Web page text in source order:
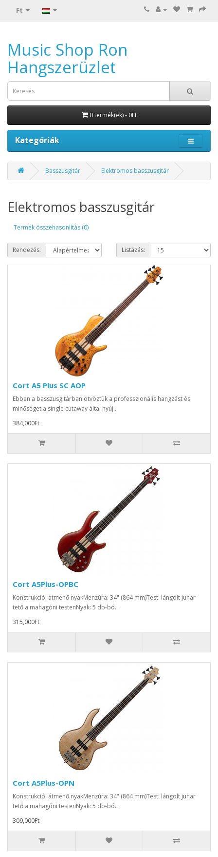
Ft
Music Shop Ron
Hangszerüzlet
0 termék(ek) - 0Ft
Kategóriák
Basszusgitár Elektromos basszusgitár
Elektromos basszusgitár
Termék összehasonlítás (0)
Rendezés: Listázás:
Cort A5 Plus SC AOP
Ebben a basszusgitárban ötvöztük a professzionális hangzást és
minőséget a single cutaway által nyúj..
384,000Ft
Cort A5Plus-OPBC
Konstrukció: átmenő nyakMenzúra: 34" (864 mm)Test: lángolt juhar
tető a mahagóni testenNyak: 5 db-bó..
315,000Ft
Cort A5Plus-OPN
Konstrukció: átmenő nyakMenzúra: 34" (864 mm)Test: lángolt juhar
tető a mahagóni testenNyak: 5 db-bó..
309,000Ft